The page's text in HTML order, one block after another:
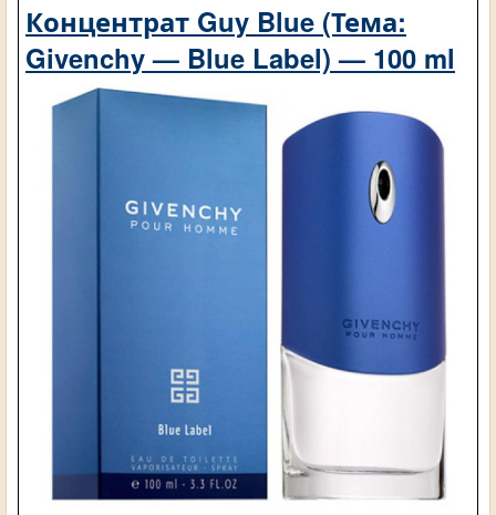
Концентрат Guy Blue (Тема:
Givenchy — Blue Label) — 100 ml